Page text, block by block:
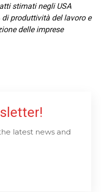
stimati negli USA
produttività del lavoro e
delle imprese
latest news and